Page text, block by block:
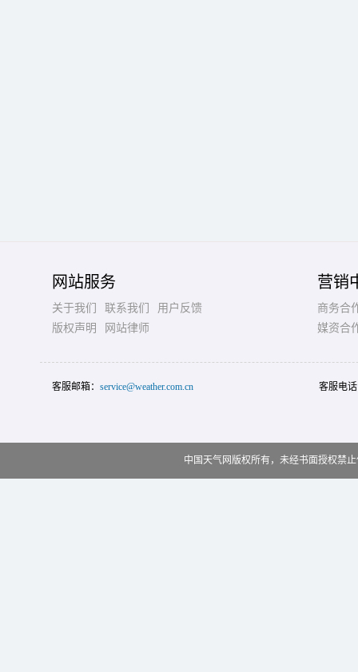
网站服务
关于我们 联系我们
用户反馈
版权声明
网站律师
营销
商务合
媒资合
客服邮箱： service@weather.com.cn 客服电
中国天气网版权所有，未经书面授权